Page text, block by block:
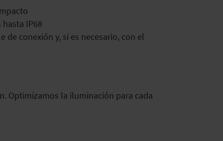
IP68
de conexión y, si es necesario, con el
Optimizamos la iluminación para cada